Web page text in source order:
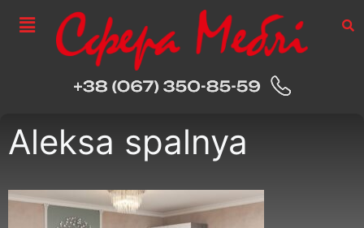
Aleksa spalnya